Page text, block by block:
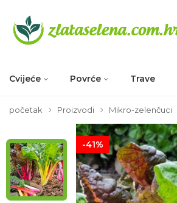
Cvijeće Povrće Trave
početak Proizvodi Mikro-zelenčuci
-41%